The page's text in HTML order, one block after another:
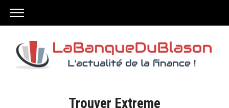
Trouver Extreme